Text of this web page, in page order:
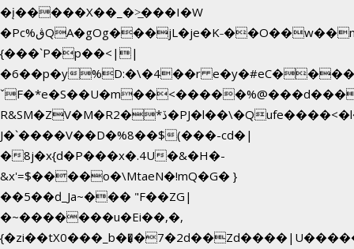
�į�����X��_�>̲���I�W
�Pc%ڨQA�gOg���jL�je�K˗��O��w��m��)��_��Rߊu>
{���`P�p��<||
�6��p�y%D:�\�4��r
R&SM�ZV�M�R2�*ڏ�PJ�l��\�Qufe����<�l���
J�`����V��D�%8��$(���-cd�|
�8j�x{d�P���x�.4U�&�H�-
&x'=$����o�\MtaeN�!mQ�G� }
��5��ԁ_Ja~��� "F��ZG|
�~�������u�Ei��,�,